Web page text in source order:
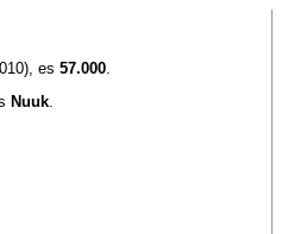
es 57.000
Nuuk